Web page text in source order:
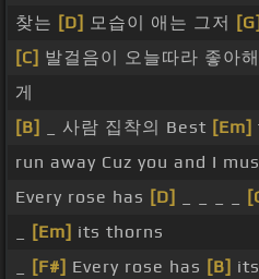
찾는 [D] 모습이 애는 그저 [G]
[C] 발걸음이 오늘따라 좋아해
게
[B]
_ 사람 집착의 Best [Em]
run away Cuz you and I
Every rose has [D]
[Em] its thorns
[F#] Every rose has [B]